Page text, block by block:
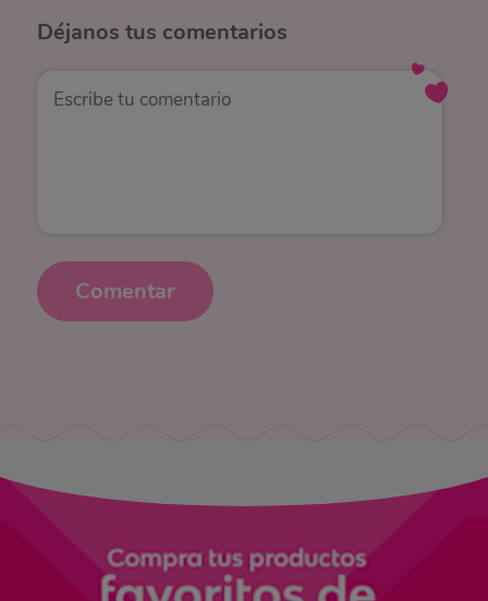
Déjanos tus comentarios
Comentar